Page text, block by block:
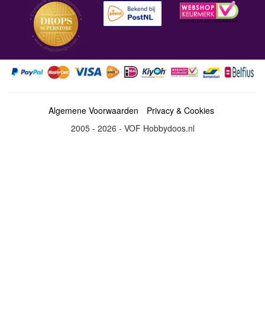
Algemene Voorwaarden
Privacy & Cookies
2005 - 2026 - VOF Hobbydoos.nl